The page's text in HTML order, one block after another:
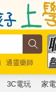
通靈藥師
3C電玩 家電